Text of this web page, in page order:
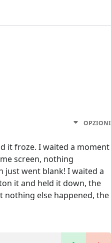
OPZIONI
it froze. I waited a moment
screen, nothing
just went blank! I waited a
it and held it down, the
nothing else happened, the